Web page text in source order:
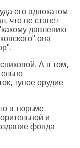
его адвокатом
что не станет
давлению
она
А в том,
тупое орудие
в тюрьме
и
фонда